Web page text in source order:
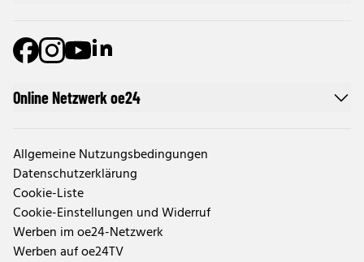
Online Netzwerk oe24
Allgemeine Nutzungsbedingungen
Datenschutzerklärung
Cookie-Liste
Cookie-Einstellungen und Widerruf
Werben im oe24-Netzwerk
Werben auf oe24TV